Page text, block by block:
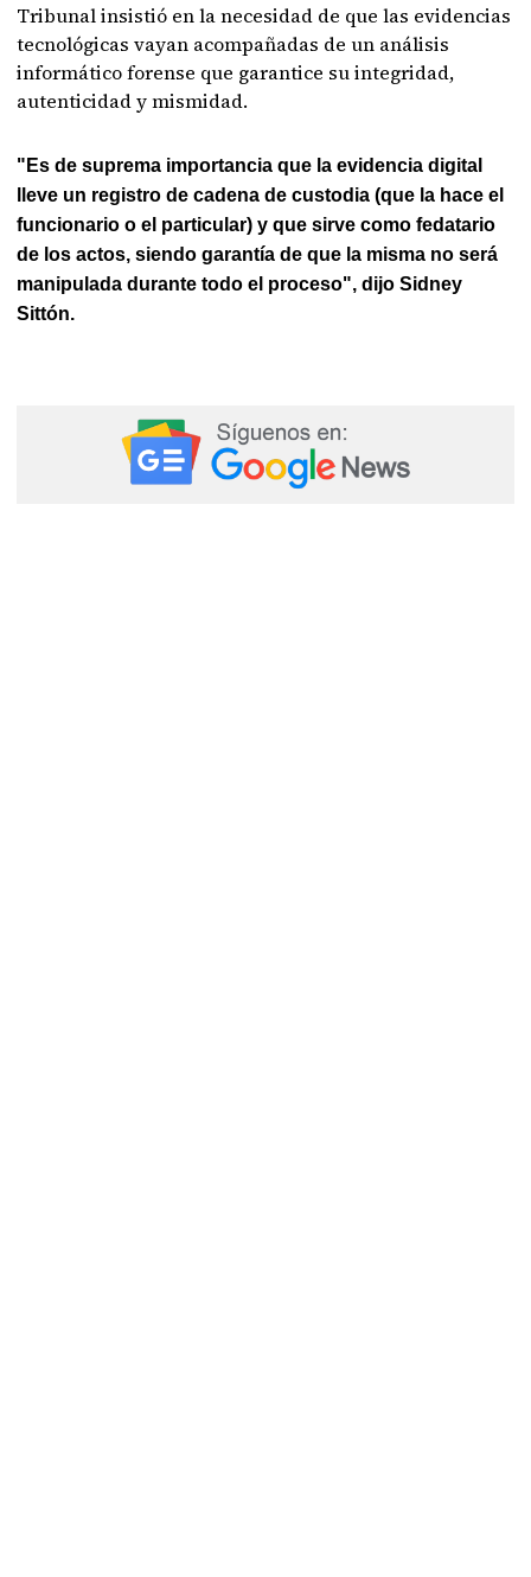
Tribunal insistió en la necesidad de que las evidencias
tecnológicas vayan acompañadas de un análisis
informático forense que garantice su integridad,
autenticidad y mismidad.
"Es de suprema importancia que la evidencia digital
lleve un registro de cadena de custodia (que la hace el
funcionario o el particular) y que sirve como fedatario
de los actos, siendo garantía de que la misma no será
manipulada durante todo el proceso", dijo Sidney
Sittón.